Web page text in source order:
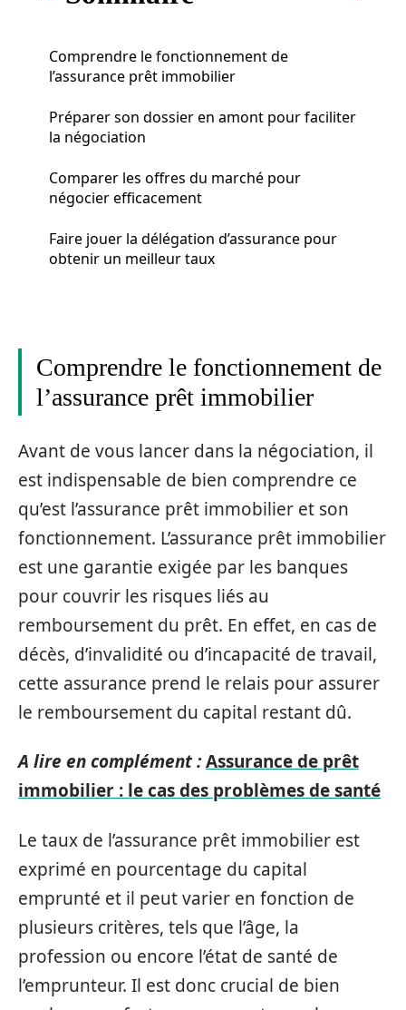
Comprendre le fonctionnement de
l’assurance prêt immobilier
Préparer son dossier en amont pour faciliter
la négociation
Comparer les offres du marché pour
négocier efficacement
Faire jouer la délégation d’assurance pour
obtenir un meilleur taux
Comprendre le fonctionnement de
l’assurance prêt immobilier
Avant de vous lancer dans la négociation, il
est indispensable de bien comprendre ce
qu’est l’assurance prêt immobilier et son
fonctionnement. L’assurance prêt immobilier
est une garantie exigée par les banques
pour couvrir les risques liés au
remboursement du prêt. En effet, en cas de
décès, d’invalidité ou d’incapacité de travail,
cette assurance prend le relais pour assurer
le remboursement du capital restant dû.
A lire en complément :Assurance de prêt
immobilier : le cas des problèmes de santé
Le taux de l’assurance prêt immobilier est
exprimé en pourcentage du capital
emprunté et il peut varier en fonction de
plusieurs critères, tels que l’âge, la
profession ou encore l’état de santé de
l’emprunteur. Il est donc crucial de bien